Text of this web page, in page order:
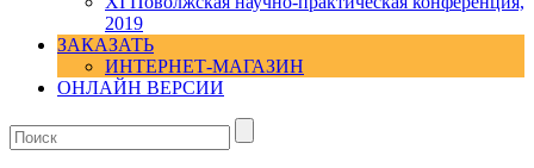
2019
ЗАКАЗАТЬ
ИНТЕРНЕТ-МАГАЗИН
ОНЛАЙН ВЕРСИИ